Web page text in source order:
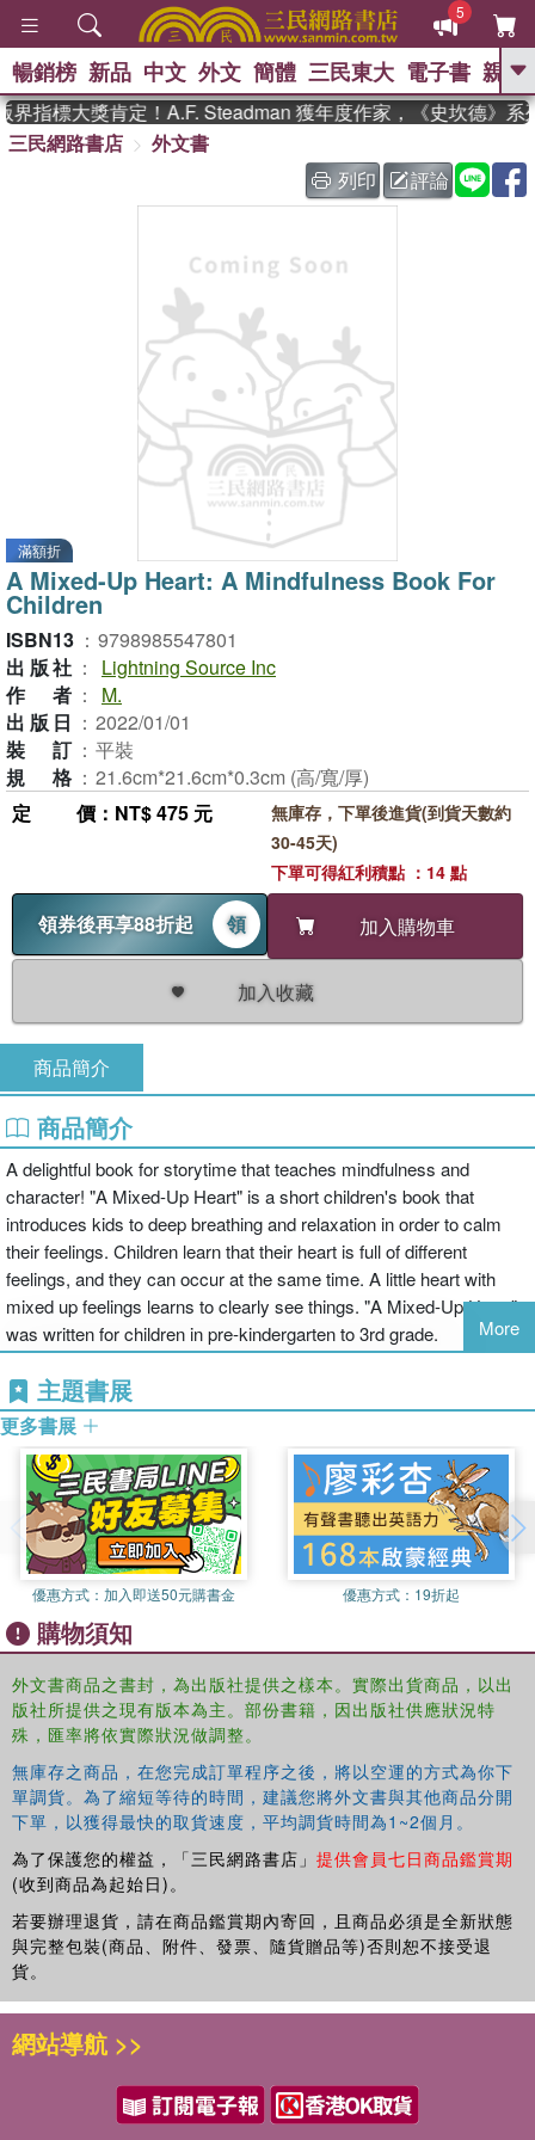
5
GO
The Odyssey 、 父親節 、 如果歷
史是一群喵 、 暑期推薦 、 國際布克
偉大的迷走神經
暢銷榜 新品 中文 外文 簡體 三民東大 電子書 親子
指標大獎肯定！A.F. Steadman 獲年度作家，《史坎德》系
三民網路書店
外文書
列印
評論
滿額折
A Mixed-Up Heart: A Mindfulness Book For
Children
ISBN13 ： 9798985547801
出版社 ：
Lightning Source Inc
作者 ：
M.
出版日 ： 2022/01/01
裝訂 ： 平裝
規格 ： 21.6cm*21.6cm*0.3cm (高/寬/厚)
定價 ：NT$ 475 元
領券後再享88折起 領 加入購物車
加入收藏
無庫存，下單後進貨(到貨天數約
30-45天)
下單可得紅利積點 ：14 點
商品簡介
商品簡介
A delightful book for storytime that teaches mindfulness and
character! "A Mixed-Up Heart" is a short children's book that
introduces kids to deep breathing and relaxation in order to calm
their feelings. Children learn that their heart is full of different
feelings, and they can occur at the same time. A little heart with
mixed up feelings learns to clearly see things. "A Mixed-Up Heart"
was written for children in pre-kindergarten to 3rd grade.
More
主題書展
更多書展
優惠方式： 加入即送50元購書金 優惠方式： 19折起
購物須知
外文書商品之書封，為出版社提供之樣本。實際出貨商品，以出
版社所提供之現有版本為主。部份書籍，因出版社供應狀況特
殊，匯率將依實際狀況做調整。
無庫存之商品，在您完成訂單程序之後，將以空運的方式為你下
單調貨。為了縮短等待的時間，建議您將外文書與其他商品分開
下單，以獲得最快的取貨速度，平均調貨時間為1~2個月。
為了保護您的權益，「三民網路書店」 提供會員七日商品鑑賞期
(收到商品為起始日)。
若要辦理退貨，請在商品鑑賞期內寄回，且商品必須是全新狀態
與完整包裝(商品、附件、發票、隨貨贈品等)否則恕不接受退
貨。
網站導航 >>